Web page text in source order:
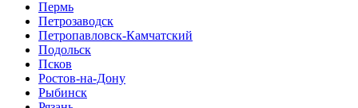
Пермь
Петрозаводск
Петропавловск-Камчатский
Подольск
Псков
Ростов-на-Дону
Рыбинск